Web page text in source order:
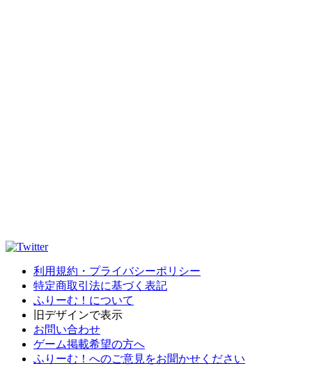
利用規約・プライバシーポリシー
特定商取引法に基づく表記
ふりーむ！について
旧デザインで表示
お問い合わせ
ゲーム掲載希望の方へ
ふりーむ！へのご意見をお聞かせください